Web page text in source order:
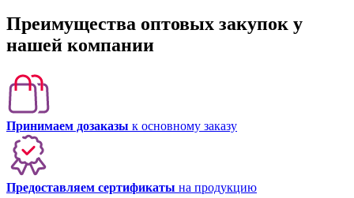
Преимущества оптовых закупок у
нашей компании
Принимаем дозаказы к основному заказу
Предоставляем сертификаты на продукцию